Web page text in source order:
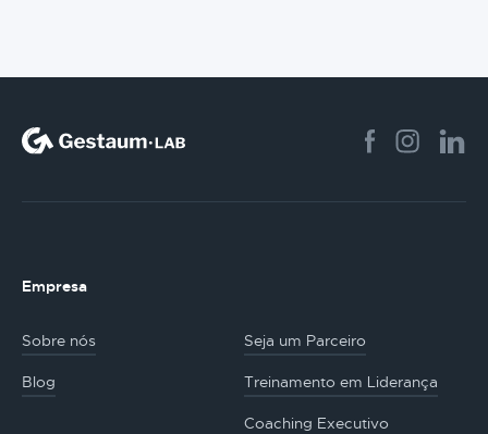
Empresa
Sobre nós Seja um Parceiro
Blog Treinamento em Liderança
Coaching Executivo